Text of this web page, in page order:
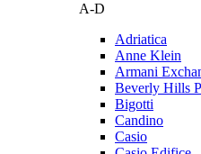
A-D
Adriatica
Anne Klein
Armani
Beverly Hills
Bigotti
Candino
Casio